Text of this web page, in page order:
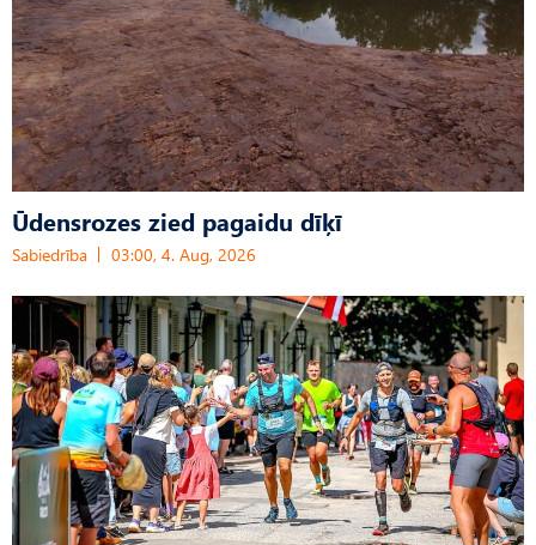
Ūdensrozes zied pagaidu dīķī
Sabiedrība 03:00, 4. Aug, 2026